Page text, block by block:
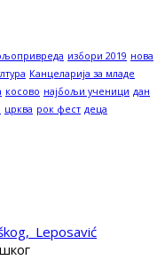
избори 2019 нова
Канцеларија за младе
косово најбољи ученици дан
црква рок фест деца